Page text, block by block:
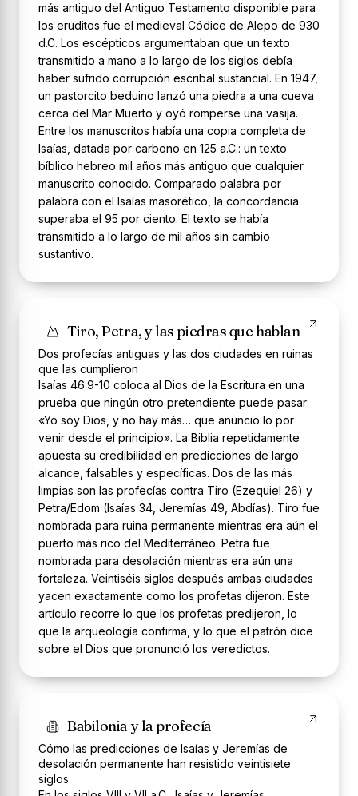
más antiguo del Antiguo Testamento disponible para
los eruditos fue el medieval Códice de Alepo de 930
d.C. Los escépticos argumentaban que un texto
transmitido a mano a lo largo de los siglos debía
haber sufrido corrupción escribal sustancial. En 1947,
un pastorcito beduino lanzó una piedra a una cueva
cerca del Mar Muerto y oyó romperse una vasija.
Entre los manuscritos había una copia completa de
Isaías, datada por carbono en 125 a.C.: un texto
bíblico hebreo mil años más antiguo que cualquier
manuscrito conocido. Comparado palabra por
palabra con el Isaías masorético, la concordancia
superaba el 95 por ciento. El texto se había
transmitido a lo largo de mil años sin cambio
sustantivo.
Tiro, Petra, y las piedras que hablan
Dos profecías antiguas y las dos ciudades en ruinas
que las cumplieron
Isaías 46:9-10 coloca al Dios de la Escritura en una
prueba que ningún otro pretendiente puede pasar:
«Yo soy Dios, y no hay más… que anuncio lo por
venir desde el principio». La Biblia repetidamente
apuesta su credibilidad en predicciones de largo
alcance, falsables y específicas. Dos de las más
limpias son las profecías contra Tiro (Ezequiel 26) y
Petra/Edom (Isaías 34, Jeremías 49, Abdías). Tiro fue
nombrada para ruina permanente mientras era aún el
puerto más rico del Mediterráneo. Petra fue
nombrada para desolación mientras era aún una
fortaleza. Veintiséis siglos después ambas ciudades
yacen exactamente como los profetas dijeron. Este
artículo recorre lo que los profetas predijeron, lo
que la arqueología confirma, y lo que el patrón dice
sobre el Dios que pronunció los veredictos.
Babilonia y la profecía
Cómo las predicciones de Isaías y Jeremías de
desolación permanente han resistido veintisiete
siglos